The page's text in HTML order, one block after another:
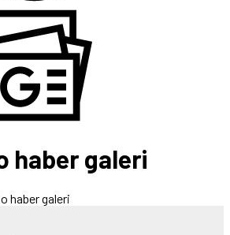
haber galeri
haber galeri